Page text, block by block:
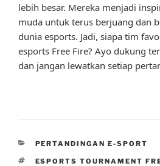
lebih besar. Mereka menjadi
muda untuk terus berjuang dan
dunia esports. Jadi, siapa tim
esports Free Fire? Ayo dukung
dan jangan lewatkan setiap
CATEGORIES
PERTANDINGAN E-SPORT
TAGS
ESPORTS TOURNAMENT